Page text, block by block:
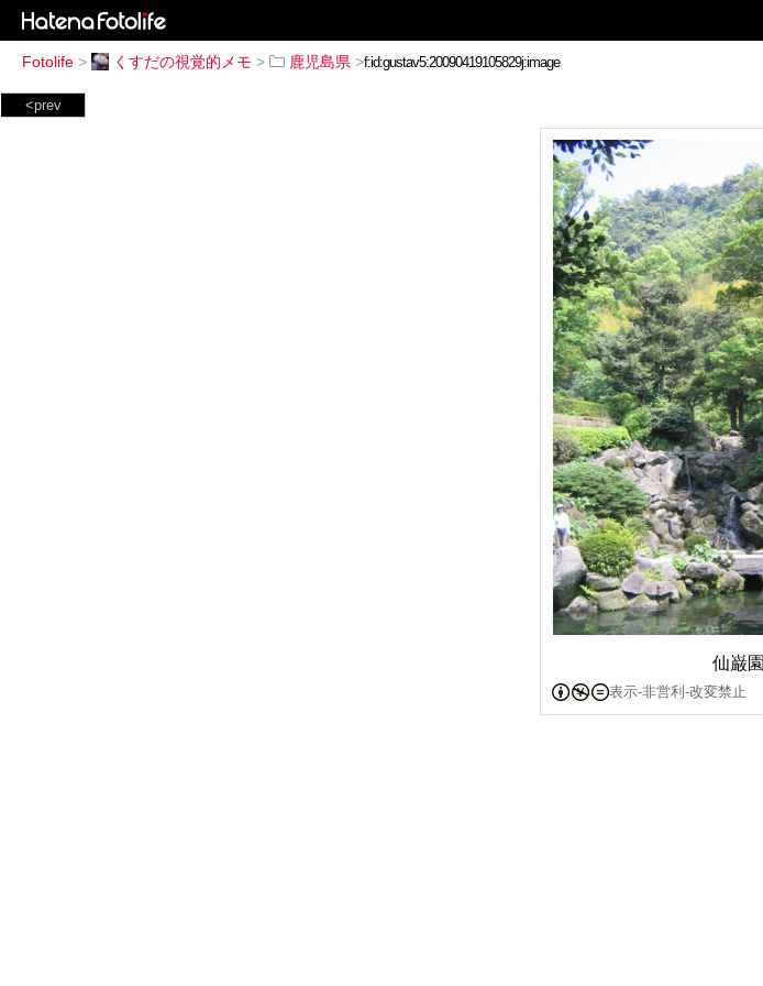
Fotolife > くすだの視覚的メモ > 鹿児島県 >
<prev
仙巌園
表示-非営利-改変禁止